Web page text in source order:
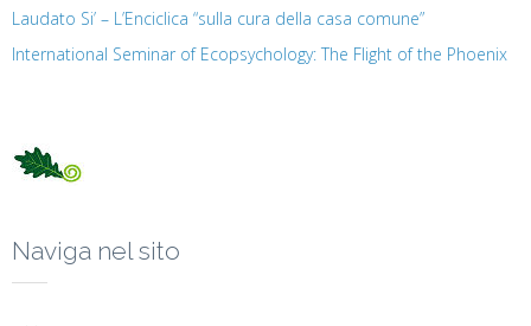
Laudato Si’ – L’Enciclica “sulla cura della casa comune”
International Seminar of Ecopsychology: The Flight of the Phoenix
Naviga nel sito